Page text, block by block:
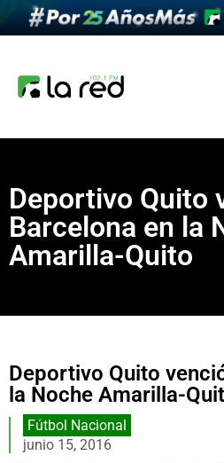
Deportivo Quito
Barcelona en la
Amarilla-Quito
Deportivo Quito
la Noche Amarilla-
Fútbol Nacional
junio 15, 2016